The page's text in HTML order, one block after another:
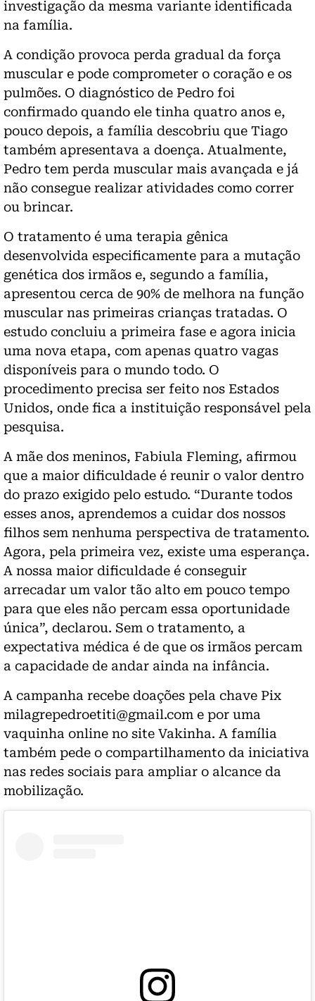
investigação da mesma variante identificada
na família.
A condição provoca perda gradual da força
muscular e pode comprometer o coração e os
pulmões. O diagnóstico de Pedro foi
confirmado quando ele tinha quatro anos e,
pouco depois, a família descobriu que Tiago
também apresentava a doença. Atualmente,
Pedro tem perda muscular mais avançada e já
não consegue realizar atividades como correr
ou brincar.
O tratamento é uma terapia gênica
desenvolvida especificamente para a mutação
genética dos irmãos e, segundo a família,
apresentou cerca de 90% de melhora na função
muscular nas primeiras crianças tratadas. O
estudo concluiu a primeira fase e agora inicia
uma nova etapa, com apenas quatro vagas
disponíveis para o mundo todo. O
procedimento precisa ser feito nos Estados
Unidos, onde fica a instituição responsável pela
pesquisa.
A mãe dos meninos, Fabiula Fleming, afirmou
que a maior dificuldade é reunir o valor dentro
do prazo exigido pelo estudo. “Durante todos
esses anos, aprendemos a cuidar dos nossos
filhos sem nenhuma perspectiva de tratamento.
Agora, pela primeira vez, existe uma esperança.
A nossa maior dificuldade é conseguir
arrecadar um valor tão alto em pouco tempo
para que eles não percam essa oportunidade
única”, declarou. Sem o tratamento, a
expectativa médica é de que os irmãos percam
a capacidade de andar ainda na infância.
A campanha recebe doações pela chave Pix
milagrepedroetiti@gmail.com e por uma
vaquinha online no site Vakinha. A família
também pede o compartilhamento da iniciativa
nas redes sociais para ampliar o alcance da
mobilização.